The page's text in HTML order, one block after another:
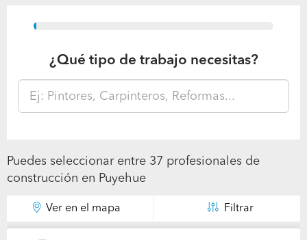
15%
¿Qué tipo de trabajo necesitas?
Puedes seleccionar entre 37 profesionales de
construcción en Puyehue
Ver en el mapa Filtrar